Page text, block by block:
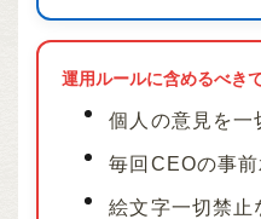
運用ルールに含めるべき
個人の意見を一
毎回CEOの事
絵文字一切禁止